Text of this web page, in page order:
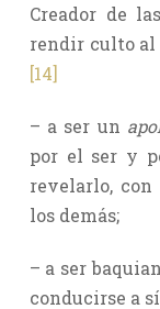
Creador de
rendir culto al
[14]
– a ser un
por el ser y
revelarlo, con
los demás;
– a ser
conducirse a